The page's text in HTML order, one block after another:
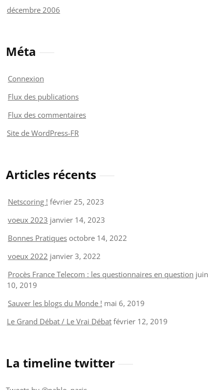
décembre 2006
Méta
Connexion
Flux des publications
Flux des commentaires
Site de WordPress-FR
Articles récents
Netscoring ! février 25, 2023
voeux 2023 janvier 14, 2023
Bonnes Pratiques octobre 14, 2022
voeux 2022 janvier 3, 2022
Procès France Telecom : les questionnaires en question juin
10, 2019
Sauver les blogs du Monde ! mai 6, 2019
Le Grand Débat / Le Vrai Débat février 12, 2019
La timeline twitter